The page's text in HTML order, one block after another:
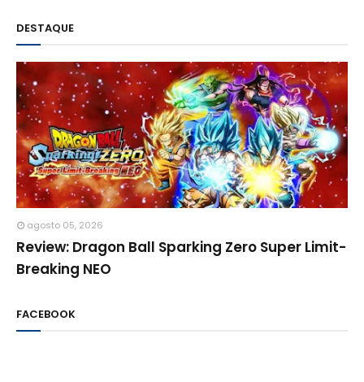
DESTAQUE
agosto 05, 2026
Review: Dragon Ball Sparking Zero Super Limit-
Breaking NEO
FACEBOOK